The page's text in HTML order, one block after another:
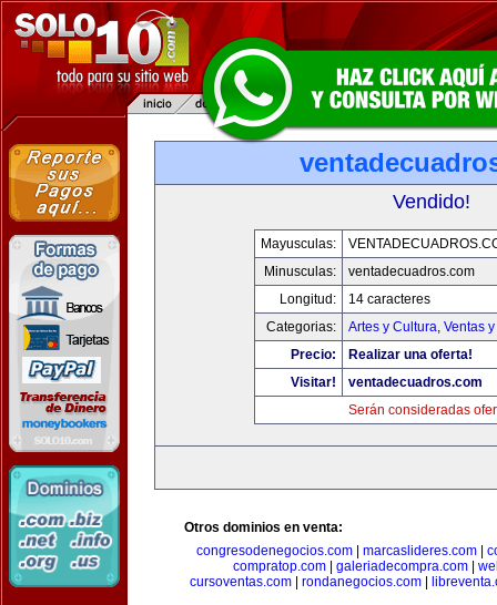
Vendido!
Mayusculas:
Minusculas:
ventadecuadros.com
Longitud:
14 caracteres
Categorias:
Artes y Cultura, Ventas
Precio:
Realizar una oferta!
Visitar!
ventadecuadros.com
Serán consideradas
Otros dominios en venta:
congresodenegocios.com| marcaslideres.com|
compratop.com| galeriadecompra.com|
cursoventas.com
rondanegocios.com